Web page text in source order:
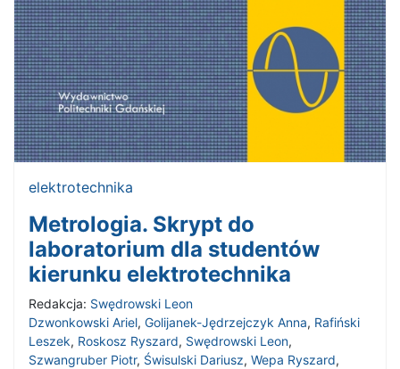
elektrotechnika
Metrologia. Skrypt do
laboratorium dla studentów
kierunku elektrotechnika
Redakcja: Swędrowski Leon
Dzwonkowski Ariel, Golijanek-Jędrzejczyk Anna, Rafiński
Leszek, Roskosz Ryszard, Swędrowski Leon,
Szwangruber Piotr, Świsulski Dariusz, Wepa Ryszard,